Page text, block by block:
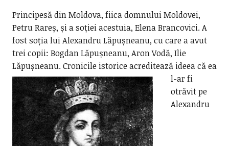
Principesă din Moldova, fiica domnului Moldovei,
Petru Rareș, și a soției acestuia, Elena Brancovici. A
fost soția lui Alexandru Lăpușneanu, cu care a avut
trei copii: Bogdan Lăpușneanu, Aron Vodă, Ilie
Lăpușneanu.Cronicile istorice acreditează ideea că ea
l-ar fi
otrăvit pe
Alexandru